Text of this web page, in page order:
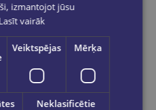
Jaunums
Penālis ar vienu nodalījumu, bez priekšmetiem, K-POP Demon Hunters, ceriņu krāsā
izmantojot jūsu
vairāk
Veiktspējas Mērķa
Neklasificētie